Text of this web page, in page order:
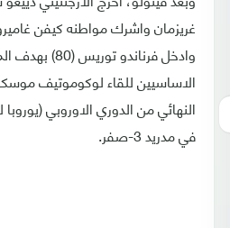
وادخل فرناندو
الاساسيين للقاء لوكوموتيف
النهائي من الدوري الاوروبي (يوروبا
في مدريد 3-صفر.